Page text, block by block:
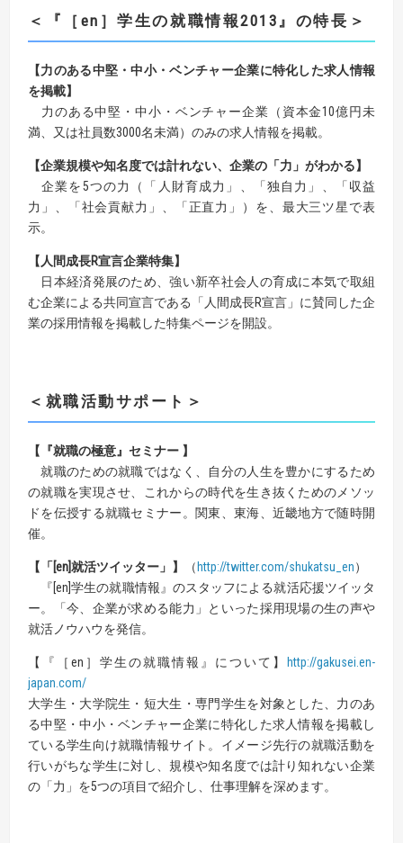
＜『［en］学生の就職情報2013』の特長＞
【力のある中堅・中小・ベンチャー企業に特化した求人情報
を掲載】
力のある中堅・中小・ベンチャー企業（資本金10億円未
満、又は社員数3000名未満）のみの求人情報を掲載。
【企業規模や知名度では計れない、企業の「力」がわかる】
企業を5つの力（「人財育成力」、「独自力」、「収益
力」、「社会貢献力」、「正直力」）を、最大三ツ星で表
示。
【人間成長R宣言企業特集】
日本経済発展のため、強い新卒社会人の育成に本気で取組
む企業による共同宣言である「人間成長R宣言」に賛同した企
業の採用情報を掲載した特集ページを開設。
＜就職活動サポート＞
【『就職の極意』セミナー 】
就職のための就職ではなく、自分の人生を豊かにするため
の就職を実現させ、これからの時代を生き抜くためのメソッ
ドを伝授する就職セミナー。関東、東海、近畿地方で随時開
催。
【「[en]就活ツイッター」】 （ http://twitter.com/shukatsu_en）
『[en]学生の就職情報』のスタッフによる就活応援ツイッタ
ー。「今、企業が求める能力」といった採用現場の生の声や
就活ノウハウを発信。
【『［en］学生の就職情報』について】
http://gakusei.en-
japan.com/
大学生・大学院生・短大生・専門学生を対象とした、力のあ
る中堅・中小・ベンチャー企業に特化した求人情報を掲載し
ている学生向け就職情報サイト。イメージ先行の就職活動を
行いがちな学生に対し、規模や知名度では計り知れない企業
の「力」を5つの項目で紹介し、仕事理解を深めます。